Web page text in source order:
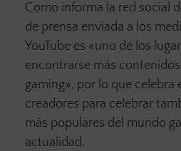
Como informa la red social
de prensa enviada a los
YouTube es «uno de los
encontrarse más
gaming», por lo que celebra
creadores para celebrar
más populares del mundo
actualidad.